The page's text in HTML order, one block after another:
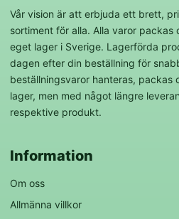
Vår vision är att erbjuda ett brett,
sortiment för alla. Alla varor
eget lager i Sverige. Lagerförda
dagen efter din beställning för
beställningsvaror hanteras, packas
lager, men med något längre
respektive produkt.
Information
Om oss
Allmänna villkor